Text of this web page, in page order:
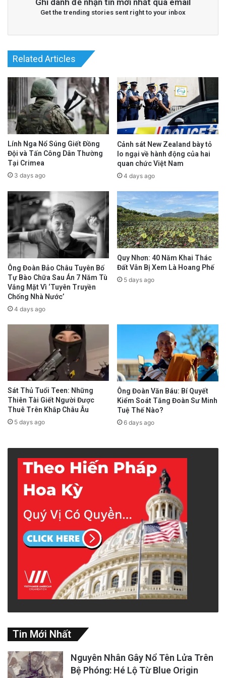
Ghi danh để nhận tin mới nhất qua email
Get the trending stories sent right to your inbox
Related Articles
Lính Nga Nổ Súng Giết Đồng
Đội và Tấn Công Dân Thường
Tại Crimea
3 days ago
Cảnh sát New Zealand bày tỏ
lo ngại về hành động của hai
quan chức Việt Nam
4 days ago
Ông Đoàn Bảo Châu Tuyên Bố
Tự Bào Chữa Sau Án 7 Năm Tù
Vắng Mặt Vì ‘Tuyên Truyền
Chống Nhà Nước’
4 days ago
Quy Nhơn: 40 Năm Khai Thác
Đất Vẫn Bị Xem Là Hoang Phế
5 days ago
Sát Thủ Tuổi Teen: Những
Thiên Tài Giết Người Được
Thuê Trên Khắp Châu Âu
5 days ago
Ông Đoàn Văn Báu: Bí Quyết
Kiểm Soát Tăng Đoàn Sư Minh
Tuệ Thế Nào?
6 days ago
Tin Mới Nhất
Nguyên Nhân Gây Nổ Tên Lửa Trên
Bệ Phóng: Hé Lộ Từ Blue Origin